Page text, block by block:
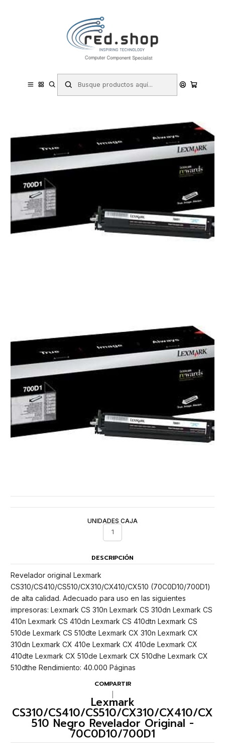
Haga Click Aqui
Consumibles. Lexmark Toner (Laser)
Lexmark CS310/CS410/CS510/CX310/CX410/CX510 Negro
Revelador Original - 70C0D10/700D1
UNIDADES CAJA
1
DESCRIPCIÓN
Revelador original Lexmark
CS310/CS410/CS510/CX310/CX410/CX510 (70C0D10/700D1)
de alta calidad. Adecuado para uso en las siguientes
impresoras: Lexmark CS 310n Lexmark CS 310dn Lexmark CS
410n Lexmark CS 410dn Lexmark CS 410dtn Lexmark CS
510de Lexmark CS 510dte Lexmark CX 310n Lexmark CX
310dn Lexmark CX 410e Lexmark CX 410de Lexmark CX
410dte Lexmark CX 510de Lexmark CX 510dhe Lexmark CX
510dthe Rendimiento: 40.000 Páginas
COMPARTIR
Lexmark
CS310/CS410/CS510/CX310/CX410/CX
510 Negro Revelador Original -
70C0D10/700D1